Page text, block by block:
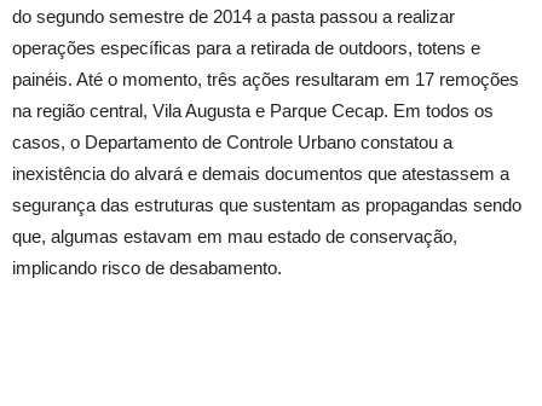
do segundo semestre de 2014 a pasta passou a realizar
operações específicas para a retirada de outdoors, totens e
painéis. Até o momento, três ações resultaram em 17 remoções
na região central, Vila Augusta e Parque Cecap. Em todos os
casos, o Departamento de Controle Urbano constatou a
inexistência do alvará e demais documentos que atestassem a
segurança das estruturas que sustentam as propagandas sendo
que, algumas estavam em mau estado de conservação,
implicando risco de desabamento.